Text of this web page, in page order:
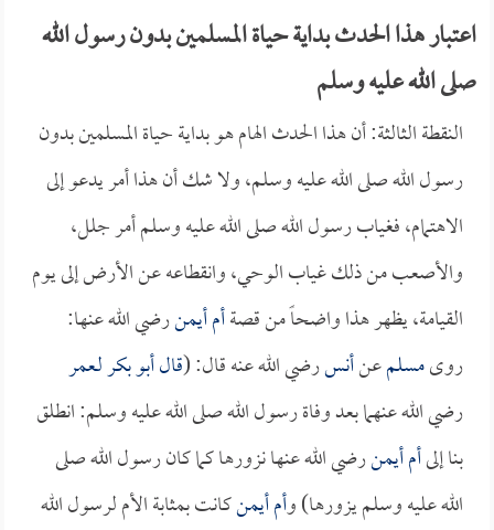
اعتبار هذا الحدث بداية حياة المسلمين بدون رسول الله
صلى الله عليه وسلم
النقطة الثالثة: أن هذا الحدث الهام هو بداية حياة المسلمين بدون
رسول الله صلى الله عليه وسلم، ولا شك أن هذا أمر يدعو إلى
الاهتمام، فغياب رسول الله صلى الله عليه وسلم أمر جلل،
والأصعب من ذلك غياب الوحي، وانقطاعه عن الأرض إلى يوم
القيامة، يظهر هذا واضحاً من قصةأم أيمنرضي الله عنها:
روىمسلمعنأنسرضي الله عنه قال: (قالأبو بكرلـعمر
رضي الله عنهما بعد وفاة رسول الله صلى الله عليه وسلم: انطلق
بنا إلىأم أيمنرضي الله عنها نزورها كما كان رسول الله صلى
الله عليه وسلم يزورها) وأم أيمنكانت بمثابة الأم لرسول الله